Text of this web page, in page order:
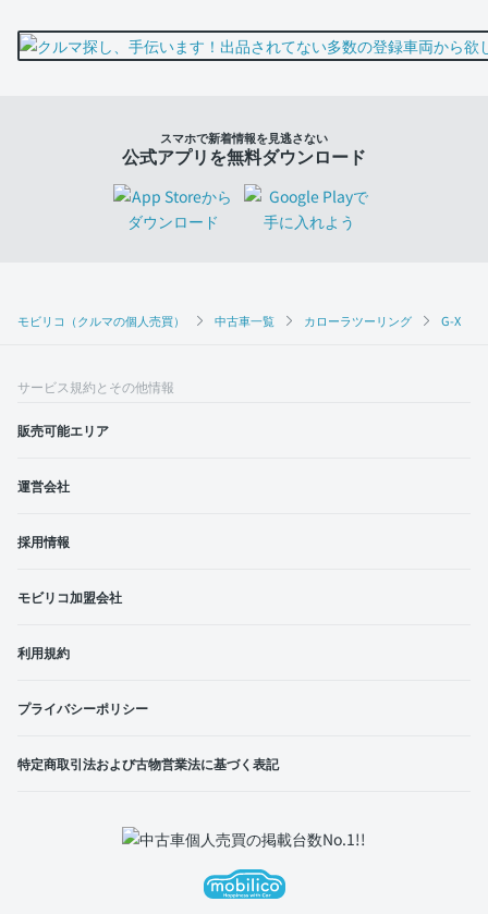
モビリコ（クルマの個人売買） 中古車一覧 カローラツーリング G-X
スマホで新着情報を見逃さない
公式アプリを無料ダウンロード
サービス規約とその他情報
販売可能エリア
運営会社
採用情報
モビリコ加盟会社
利用規約
プライバシーポリシー
特定商取引法および古物営業法に基づく表記